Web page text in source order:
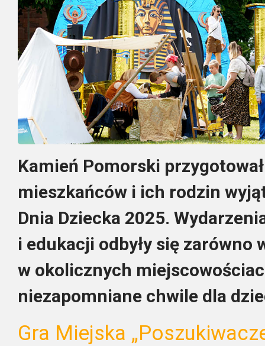
Kamień Pomorski
mieszkańców i ich rodzin
Dnia Dziecka 2025.
i edukacji odbyły się zarówno
w okolicznych
niezapomniane chwile dla
Gra Miejska